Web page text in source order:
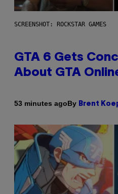
SCREENSHOT: ROCKSTAR GAMES
GTA 6 Gets
About GTA
53 minutes agoBy Brent